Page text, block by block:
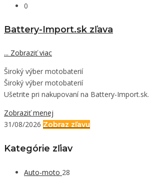
0
Battery-Import.sk zľava
... Zobraziť viac
Široký výber motobaterií
Široký výber motobaterií
Ušetrite pri nakupovaní na Battery-Import.sk.
Zobraziť menej
31/08/2026 Zobraz zľavu
Kategórie zľiav
Auto-moto 28